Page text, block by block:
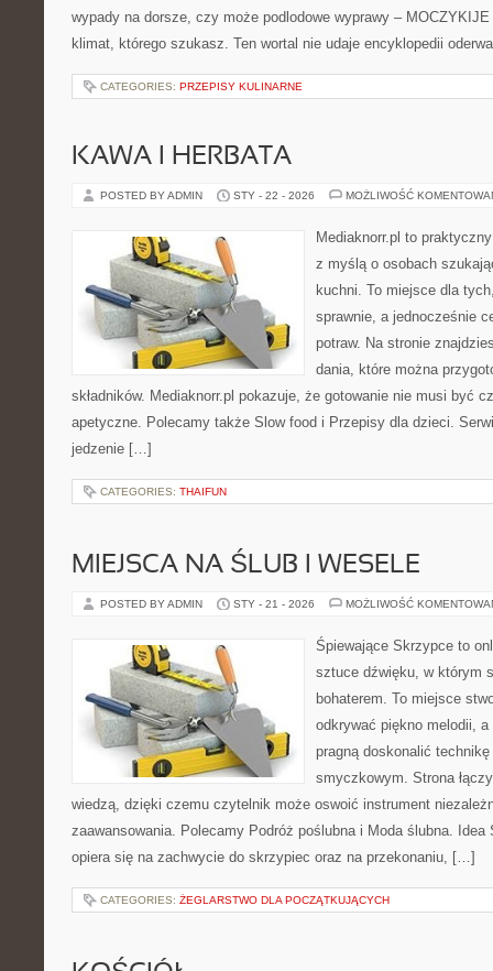
wypady na dorsze, czy może podlodowe wyprawy – MOCZYKIJE
klimat, którego szukasz. Ten wortal nie udaje encyklopedii
CATEGORIES: PRZEPISY KULINARNE
KAWA I HERBATA
POSTED BY ADMIN STY - 22 - 2026 MOŻLIWOŚĆ
Mediaknorr.pl to
z myślą o osobach
kuchni. To miejsce dla
sprawnie, a jednocześnie
potraw. Na stronie
dania, które można
składników. Mediaknorr.pl pokazuje, że gotowanie nie musi być
apetyczne. Polecamy także Slow food i Przepisy dla dzieci.
jedzenie […]
CATEGORIES: THAIFUN
MIEJSCA NA ŚLUB I WESELE
POSTED BY ADMIN STY - 21 - 2026 MOŻLIWOŚĆ
Śpiewające Skrzypce to
sztuce dźwięku, w którym
bohaterem. To miejsce
odkrywać piękno melodii,
pragną doskonalić
smyczkowym. Strona
wiedzą, dzięki czemu czytelnik może oswoić instrument
zaawansowania. Polecamy Podróż poślubna i Moda ślubna.
opiera się na zachwycie do skrzypiec oraz na przekonaniu, […]
CATEGORIES: ŻEGLARSTWO DLA POCZĄTKUJĄCYCH